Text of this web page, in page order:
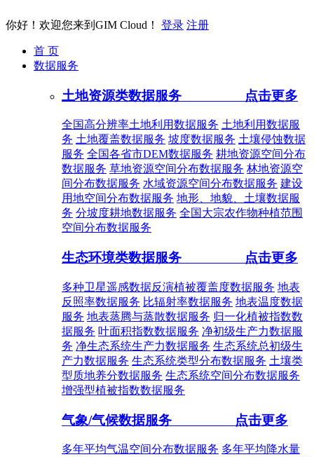
你好！欢迎您来到GIM Cloud！ 登录 注册
首 页
数据服务
土地资源类数据服务 点击更多
全国高分辨率土地利用数据服务 土地利用数据服
务 土地覆盖数据服务 坡度数据服务 土壤侵蚀数据
服务 全国各省市DEM数据服务 耕地资源空间分布
数据服务 草地资源空间分布数据服务 林地资源空
间分布数据服务 水域资源空间分布数据服务 建设
用地空间分布数据服务 地形、地貌、土壤数据服
务 分坡度耕地数据服务 全国大宗农作物种植范围
空间分布数据服务
生态环境类数据服务 点击更多
多种卫星遥感数据反演植被覆盖度数据服务 地表
反照率数据服务 比辐射率数据服务 地表温度数据
服务 地表蒸腾与蒸散数据服务 归一化植被指数数
据服务 叶面积指数数据服务 净初级生产力数据服
务 净生态系统生产力数据服务 生态系统总初级生
产力数据服务 生态系统类型分布数据服务 土壤类
型质地养分数据服务 生态系统空间分布数据服务
增强型植被指数数据服务
气象/气候数据服务 点击更多
多年平均气温空间分布数据服务 多年平均降水量